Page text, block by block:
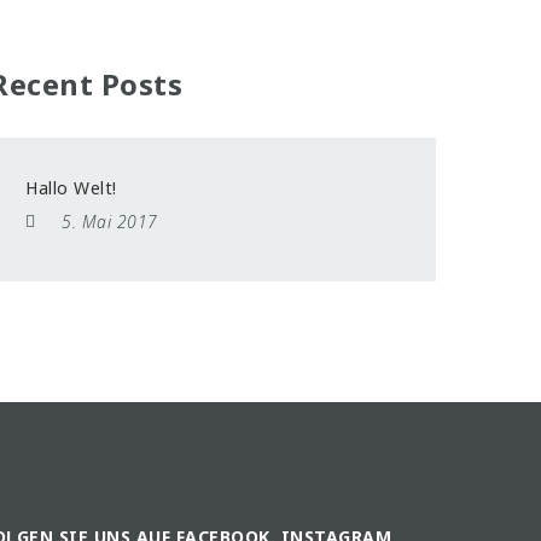
Posts
Hallo Welt!
5. Mai 2017